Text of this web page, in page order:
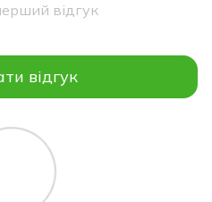
відгук
відгук